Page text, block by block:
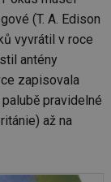
(T. A. Edison
vyvrátil v roce
antény
zapisovala
pravidelné
až na